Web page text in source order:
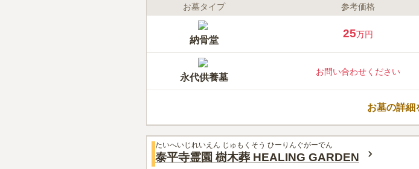
ライフド
口コミ評価
この霊園は
お墓タイプ 参考価格
納骨堂
25万円
永代供養墓
お問い合わせください
お墓の詳細
たいへいじれいえん じゅもくそう ひーりんぐがーでん
泰平寺霊園 樹木葬 HEALING GARDEN